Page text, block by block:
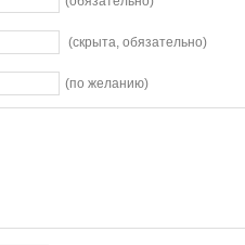
(скрыта, обязательно)
(по желанию)